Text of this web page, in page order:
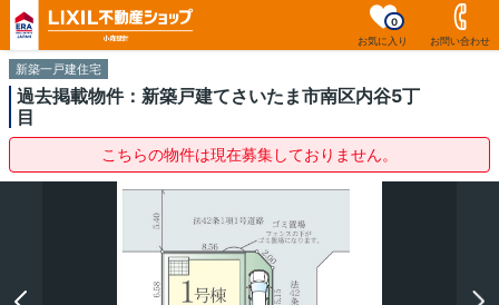
お気に入り
0
お問い合わせ
新築一戸建住宅
過去掲載物件：新築戸建てさいたま市南区内谷5丁
目
こちらの物件は現在募集しておりません。